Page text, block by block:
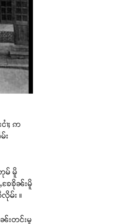
ၢႆႈ ဢ
း
မ် မိူ
ၶႄၶိုၼ်းမိူ
မ်း ။
ၼ်းတင်းမူ